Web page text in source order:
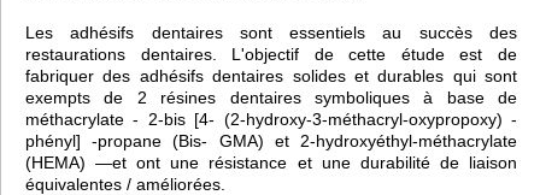
Les adhésifs dentaires sont essentiels au succès des
restaurations dentaires. L'objectif de cette étude est de
fabriquer des adhésifs dentaires solides et durables qui sont
exempts de 2 résines dentaires symboliques à base de
méthacrylate - 2-bis [4- (2-hydroxy-3-méthacryl-oxypropoxy) -
phényl] -propane (Bis- GMA) et 2-hydroxyéthyl-méthacrylate
(HEMA) —et ont une résistance et une durabilité de liaison
équivalentes / améliorées.